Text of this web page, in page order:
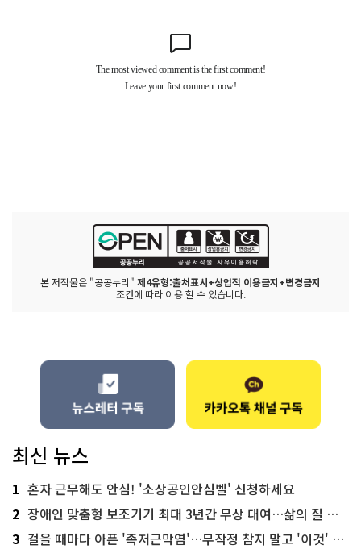
본 저작물은 "공공누리" 제4유형:출처표시+상업적 이용금지+변경금지
조건에 따라 이용 할 수 있습니다.
최신 뉴스
1 혼자 근무해도 안심! '소상공인안심벨' 신청하세요
2 장애인 맞춤형 보조기기 최대 3년간 무상 대여…삶의 질 높인다
3 걸을 때마다 아픈 '족저근막염'…무작정 참지 말고 '이것' 해보세요!